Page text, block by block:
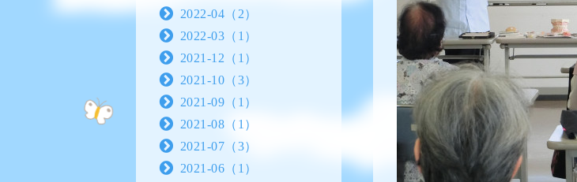
2022-04（2）
2022-03（1）
2021-12（1）
2021-10（3）
2021-09（1）
2021-08（1）
2021-07（3）
2021-06（1）